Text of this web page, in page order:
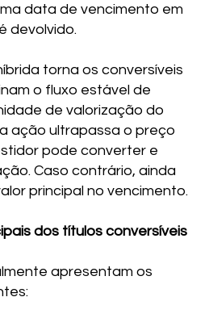
data de vencimento em
devolvido.
torna os conversíveis
o fluxo estável de
de valorização do
ação ultrapassa o preço
pode converter e
Caso contrário, ainda
principal no vencimento.
dos títulos conversíveis
apresentam os